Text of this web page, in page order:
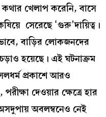
কথার খেলাপ করেনি, বাসে
সেরেছে ‘গুরু’দায়িত্ব।
বাড়ির লোকজনদের
হয়েছে। এই ঘটনাক্রম
প্রকাশে আরও
দেওয়ার ক্ষেত্রে হার
অবলম্বনেও নেই